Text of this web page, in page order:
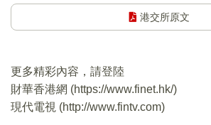
港交所原文
更多精彩內容，請登陸
財華香港網 (https://www.finet.hk/)
現代電視 (http://www.fintv.com)